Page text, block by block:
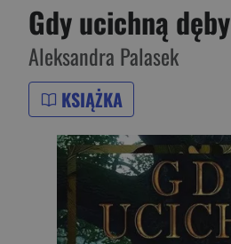
Gdy ucichną dęby
Aleksandra Palasek
KSIĄŻKA